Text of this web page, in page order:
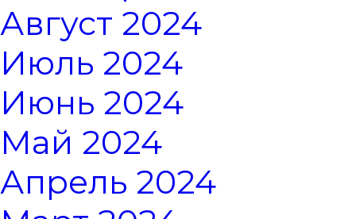
Август 2024
Июль 2024
Июнь 2024
Май 2024
Апрель 2024